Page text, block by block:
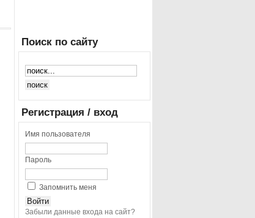
Поиск по сайту
Регистрация / вход
Имя пользователя
Пароль
Запомнить меня
Забыли данные входа на сайт?